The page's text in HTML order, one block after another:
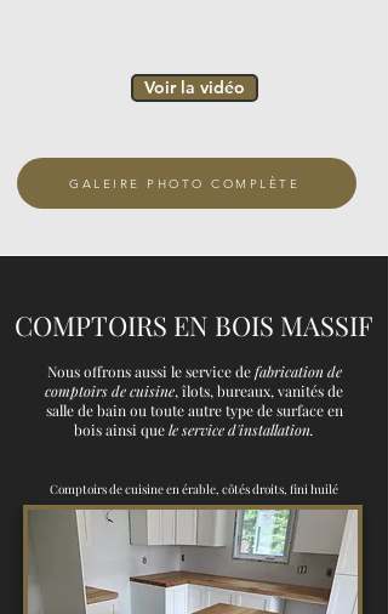
Voir la vidéo
GALEIRE PHOTO COMPLÈTE
COMPTOIRS EN BOIS MASSIF
Nous offrons aussi le service defabrication de
comptoirs de cuisine, îlots, bureaux, vanités de
salle de bain ou toute autre type de surface en
bois ainsi quele service d'installation.
Comptoirs de cuisine en érable, côtés droits, fini huilé